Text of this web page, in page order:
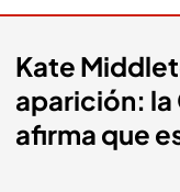
Kate
aparición: la
afirma que